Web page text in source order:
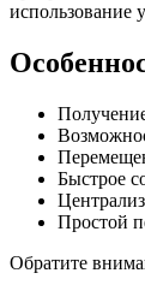
использование
Быстрое
Простой
Обратите